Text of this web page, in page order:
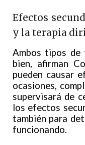
Efectos
y la terapia
Ambos tipos de
bien, afirman
pueden causar
ocasiones,
supervisará de
los efectos
también para
funcionando.